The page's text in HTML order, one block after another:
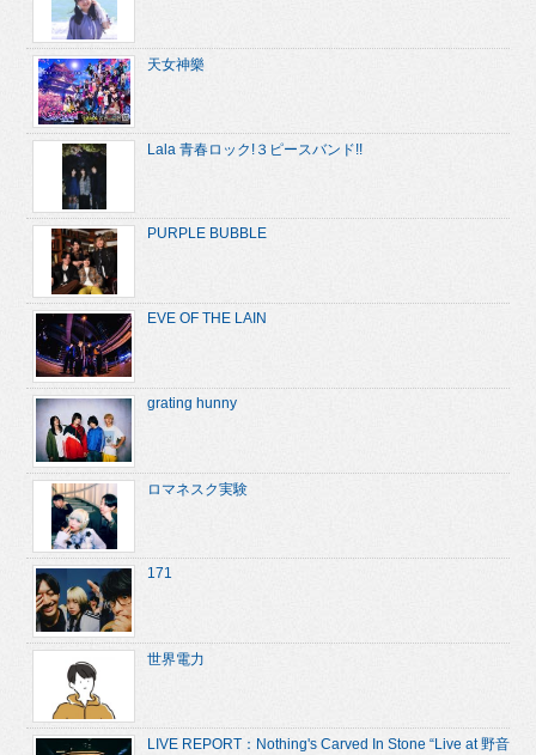
天女神樂
Lala 青春ロック!３ピースバンド!!
PURPLE BUBBLE
EVE OF THE LAIN
grating hunny
ロマネスク実験
171
世界電力
LIVE REPORT：Nothing's Carved In Stone “Live at 野音